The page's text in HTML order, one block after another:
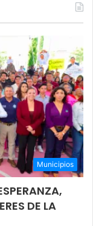
Municipios
DE LA